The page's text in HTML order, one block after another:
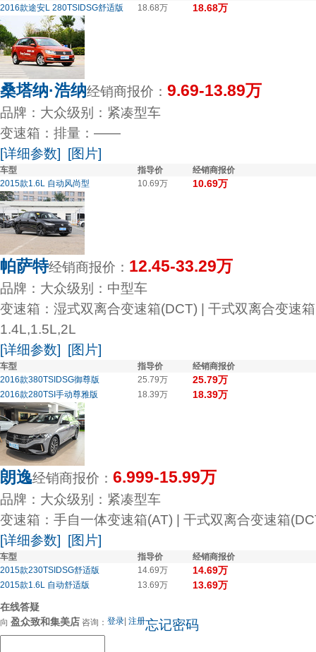
2016款途安L 280TSIDSG舒适版
18.68万 18.68万
桑塔纳·浩纳经销商报价： 9.69-13.89万
品牌：大众级别：紧凑型车
变速箱： 排量：——
[详细参数] [图片]
车型 指导价
经销商报价
2015款1.6L 自动风尚型
10.69万 10.69万
帕萨特经销商报价： 12.45-33.29万
品牌：大众级别：中型车
变速箱：湿式双离合变速箱(DCT) | 干式双离合变速
1.4L,1.5L,2L
[详细参数] [图片]
车型 指导价
经销商报价
2016款380TSIDSG御尊版
25.79万 25.79万
2016款280TSI手动尊雅版 18.39万 18.39万
朗逸经销商报价： 6.999-15.99万
品牌：大众级别：紧凑型车
变速箱：手自一体变速箱(AT) | 干式双离合变速箱
[详细参数] [图片]
车型 指导价
经销商报价
2015款230TSIDSG舒适版
14.69万 14.69万
2015款1.6L 自动舒适版 13.69万
13.69万
在线答疑
向 盈众致和集美店 咨询： 登录 注册忘记密码